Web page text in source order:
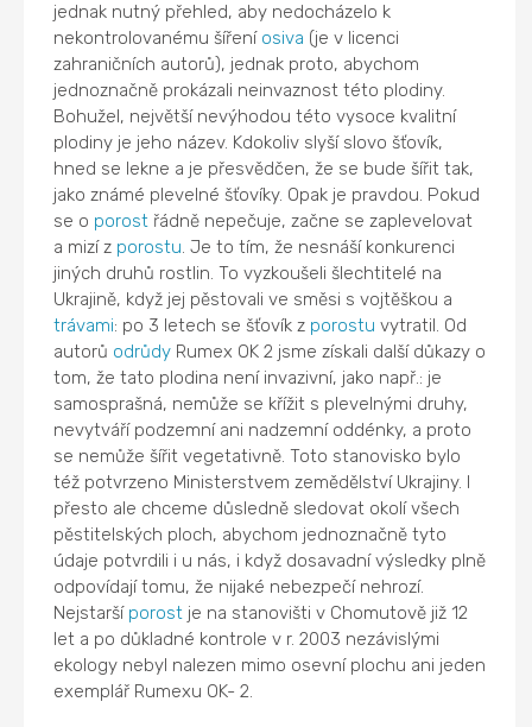
jednak nutný přehled, aby nedocházelo k
nekontrolovanému šíření osiva (je v licenci
zahraničních autorů), jednak proto, abychom
jednoznačně prokázali neinvaznost této plodiny.
Bohužel, největší nevýhodou této vysoce kvalitní
plodiny je jeho název. Kdokoliv slyší slovo šťovík,
hned se lekne a je přesvědčen, že se bude šířit tak,
jako známé plevelné šťovíky. Opak je pravdou. Pokud
se o porostřádně nepečuje, začne se zaplevelovat
a mizí z porostu. Je to tím, že nesnáší konkurenci
jiných druhů rostlin. To vyzkoušeli šlechtitelé na
Ukrajině, když jej pěstovali ve směsi s vojtěškou a
trávami: po 3 letech se šťovík z porostu vytratil. Od
autorů odrůdyRumex OK 2 jsme získali další důkazy o
tom, že tato plodina není invazivní, jako např.: je
samosprašná, nemůže se křížit s plevelnými druhy,
nevytváří podzemní ani nadzemní oddénky, a proto
se nemůže šířit vegetativně. Toto stanovisko bylo
též potvrzeno Ministerstvem zemědělství Ukrajiny. I
přesto ale chceme důsledně sledovat okolí všech
pěstitelských ploch, abychom jednoznačně tyto
údaje potvrdili i u nás, i když dosavadní výsledky plně
odpovídají tomu, že nijaké nebezpečí nehrozí.
Nejstarší porostje na stanovišti v Chomutově již 12
let a po důkladné kontrole v r. 2003 nezávislými
ekology nebyl nalezen mimo osevní plochu ani jeden
exemplář Rumexu OK- 2.